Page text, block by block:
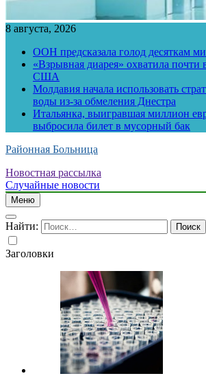
8 августа, 2026
ООН предсказала голод десяткам
«Взрывная диарея» охватила
США
Молдавия начала использовать
воды из-за обмеления Днестра
Итальянка, выигравшая миллион
выбросила билет в мусорный бак
Районная Больница
Новостная рассылка
Случайные новости
Меню
Найти:
Заголовки